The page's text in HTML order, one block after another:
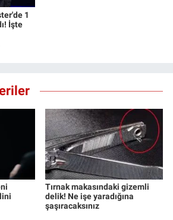
1
İşte
Tırnak makasındaki gizemli
delik! Ne işe yaradığına
şaşıracaksınız